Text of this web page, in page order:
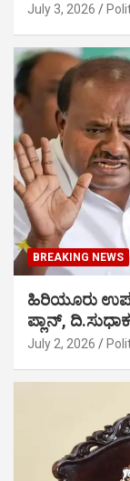
July 3, 2026
BREAKING NEWS
ಹಿರಿಯೂರು
ಪ್ಲಾನ್,
July 2, 2026